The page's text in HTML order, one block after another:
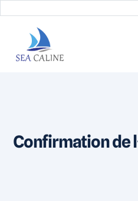
Confirmation de